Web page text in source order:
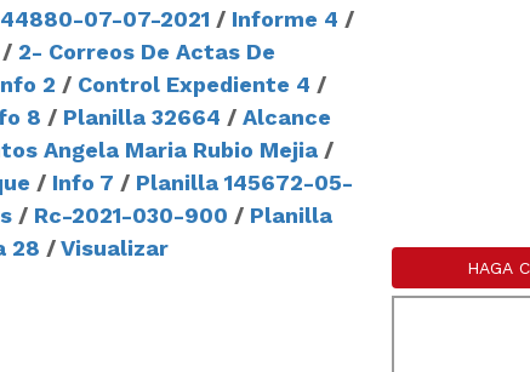
07-07-2021 / Informe 4 /
/ 2- Correos De Actas De
2 / Control Expediente 4 /
8 / Planilla 32664 / Alcance
Angela Maria Rubio Mejia /
/ Info 7 / Planilla 145672-05-
/ Rc-2021-030-900 / Planilla
28 /Visualizar
HAGA